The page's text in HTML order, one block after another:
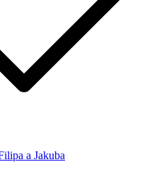
a Jakuba